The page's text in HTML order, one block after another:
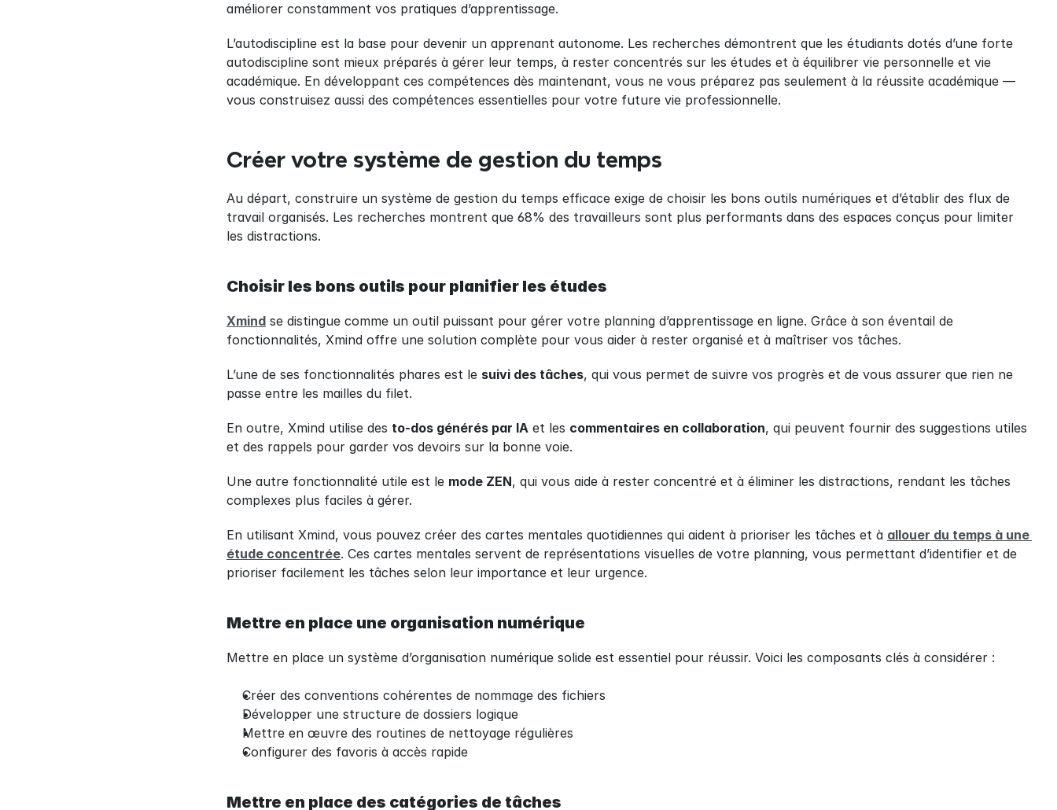
améliorer constamment vos pratiques d’apprentissage.
L’autodiscipline est la base pour devenir un apprenant autonome. Les recherches démontrent que les étudiants dotés d’une forte
autodiscipline sont mieux préparés à gérer leur temps, à rester concentrés sur les études et à équilibrer vie personnelle et vie
académique. En développant ces compétences dès maintenant, vous ne vous préparez pas seulement à la réussite académique —
vous construisez aussi des compétences essentielles pour votre future vie professionnelle.
Créer votre système de gestion du temps
Au départ, construire un système de gestion du temps efficace exige de choisir les bons outils numériques et d’établir des flux de
travail organisés. Les recherches montrent que 68% des travailleurs sont plus performants dans des espaces conçus pour limiter
les distractions.
Choisir les bons outils pour planifier les études
Xmind se distingue comme un outil puissant pour gérer votre planning d’apprentissage en ligne. Grâce à son éventail de
fonctionnalités, Xmind offre une solution complète pour vous aider à rester organisé et à maîtriser vos tâches.
L’une de ses fonctionnalités phares est le suivi des tâches, qui vous permet de suivre vos progrès et de vous assurer que rien ne
passe entre les mailles du filet.
En outre, Xmind utilise des to-dos générés par IA et les commentaires en collaboration, qui peuvent fournir des suggestions utiles
et des rappels pour garder vos devoirs sur la bonne voie.
Une autre fonctionnalité utile est le mode ZEN, qui vous aide à rester concentré et à éliminer les distractions, rendant les tâches
complexes plus faciles à gérer.
En utilisant Xmind, vous pouvez créer des cartes mentales quotidiennes qui aident à prioriser les tâches et à allouer du temps à une
étude concentrée. Ces cartes mentales servent de représentations visuelles de votre planning, vous permettant d’identifier et de
prioriser facilement les tâches selon leur importance et leur urgence.
Mettre en place une organisation numérique
Mettre en place un système d’organisation numérique solide est essentiel pour réussir. Voici les composants clés à considérer :
Créer des conventions cohérentes de nommage des fichiers
Développer une structure de dossiers logique
Mettre en œuvre des routines de nettoyage régulières
Configurer des favoris à accès rapide
Mettre en place des catégories de tâches